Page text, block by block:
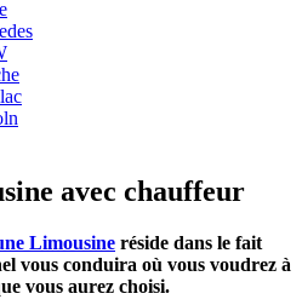
avec chauffeur
Limousine réside dans le fait
vous conduira où vous voudrez à
vous aurez choisi.